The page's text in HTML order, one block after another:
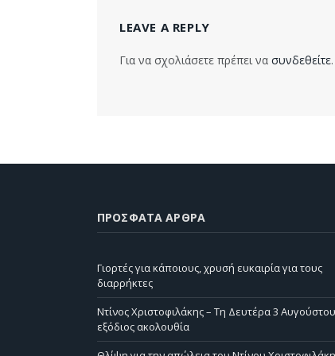
LEAVE A REPLY
Για να σχολιάσετε πρέπει να συνδεθείτε.
ΠΡΌΣΦΑΤΑ ΆΡΘΡΑ
Γιορτές για κάποιους, χρυσή ευκαιρία για τους
διαρρήκτες
Ντίνος Χριστοφιλάκης – Τη Δευτέρα 3
εξόδιος ακολουθία